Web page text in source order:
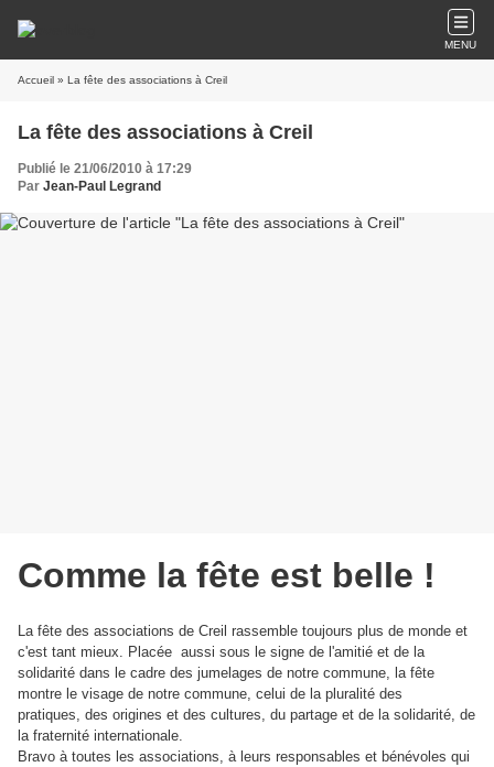
MENU
Accueil » La fête des associations à Creil
La fête des associations à Creil
Publié le 21/06/2010 à 17:29
Par Jean-Paul Legrand
Comme la fête est belle !
La fête des associations de Creil rassemble toujours plus de monde et
c'est tant mieux. Placée aussi sous le signe de l'amitié et de la
solidarité dans le cadre des jumelages de notre commune, la fête
montre le visage de notre commune, celui de la pluralité des
pratiques, des origines et des cultures, du partage et de la solidarité, de
la fraternité internationale.
Bravo à toutes les associations, à leurs responsables et bénévoles qui